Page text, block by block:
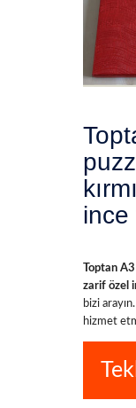
ince
Toptan A3
zarif özel
bizi
hizmet